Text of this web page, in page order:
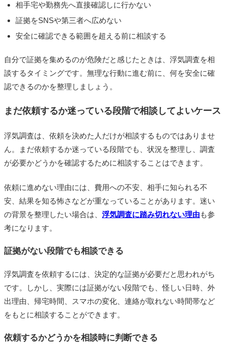
相手宅や勤務先へ直接確認しに行かない
証拠をSNSや第三者へ広めない
安全に確認できる範囲を超える前に相談する
自分で証拠を集めるのが危険だと感じたときは、浮気調査を相
談するタイミングです。無理な行動に進む前に、何を安全に確
認できるのかを整理しましょう。
まだ依頼するか迷っている段階で相談してよいケース
浮気調査は、依頼を決めた人だけが相談するものではありませ
ん。まだ依頼するか迷っている段階でも、状況を整理し、調査
が必要かどうかを確認するために相談することはできます。
依頼に進めない理由には、費用への不安、相手に知られる不
安、結果を知る怖さなどが重なっていることがあります。迷い
の背景を整理したい場合は、 浮気調査に踏み切れない理由も参
考になります。
証拠がない段階でも相談できる
浮気調査を依頼するには、決定的な証拠が必要だと思われがち
です。しかし、実際には証拠がない段階でも、怪しい日時、外
出理由、帰宅時間、スマホの変化、連絡が取れない時間帯など
をもとに相談することができます。
依頼するかどうかを相談時に判断できる